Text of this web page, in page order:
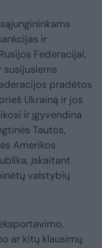
ir
Federacijai,
susijusiems
pradėtos
Ukrainą ir jos
ir įgyvendina
Tautos,
Amerikos
įskaitant
valstybių
ar kitų klausimų